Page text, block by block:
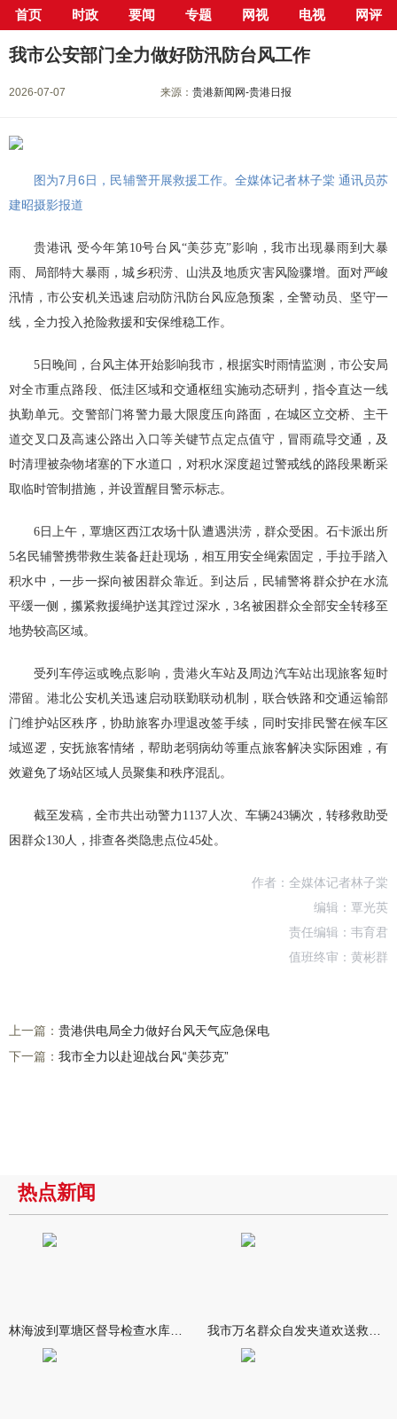
首页 时政 要闻 专题 网视 电视 网评
当前位置： 首页> 新闻中心> 要闻> 正文
我市公安部门全力做好防汛防台风工作
2026-07-07 来源：贵港新闻网-贵港日报
图为7月6日，民辅警开展救援工作。全媒体记者林子棠 通讯员苏
建昭摄影报道
贵港讯 受今年第10号台风“美莎克”影响，我市出现暴雨到大暴
雨、局部特大暴雨，城乡积涝、山洪及地质灾害风险骤增。面对严峻
汛情，市公安机关迅速启动防汛防台风应急预案，全警动员、坚守一
线，全力投入抢险救援和安保维稳工作。
5日晚间，台风主体开始影响我市，根据实时雨情监测，市公安局
对全市重点路段、低洼区域和交通枢纽实施动态研判，指令直达一线
执勤单元。交警部门将警力最大限度压向路面，在城区立交桥、主干
道交叉口及高速公路出入口等关键节点定点值守，冒雨疏导交通，及
时清理被杂物堵塞的下水道口，对积水深度超过警戒线的路段果断采
取临时管制措施，并设置醒目警示标志。
6日上午，覃塘区西江农场十队遭遇洪涝，群众受困。石卡派出所
5名民辅警携带救生装备赶赴现场，相互用安全绳索固定，手拉手踏入
积水中，一步一探向被困群众靠近。到达后，民辅警将群众护在水流
平缓一侧，攥紧救援绳护送其蹚过深水，3名被困群众全部安全转移至
地势较高区域。
受列车停运或晚点影响，贵港火车站及周边汽车站出现旅客短时
滞留。港北公安机关迅速启动联勤联动机制，联合铁路和交通运输部
门维护站区秩序，协助旅客办理退改签手续，同时安排民警在候车区
域巡逻，安抚旅客情绪，帮助老弱病幼等重点旅客解决实际困难，有
效避免了场站区域人员聚集和秩序混乱。
截至发稿，全市共出动警力1137人次、车辆243辆次，转移救助受
困群众130人，排查各类隐患点位45处。
作者：全媒体记者林子棠
编辑：覃光英
责任编辑：韦育君
值班终审：黄彬群
上一篇： 贵港供电局全力做好台风天气应急保电
下一篇： 我市全力以赴迎战台风“美莎克”
热点新闻